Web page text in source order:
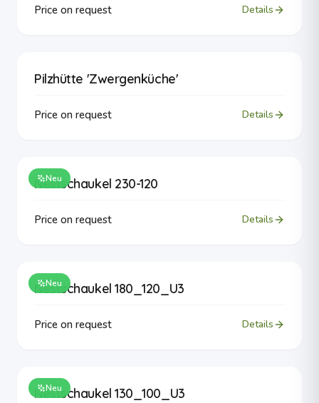
Price on request Details
Pilzhütte 'Zwergenküche'
Price on request Details
Neu
Nestschaukel 230-120
Price on request Details
Neu
Nestschaukel 180_120_U3
Price on request Details
Neu
Nestschaukel 130_100_U3